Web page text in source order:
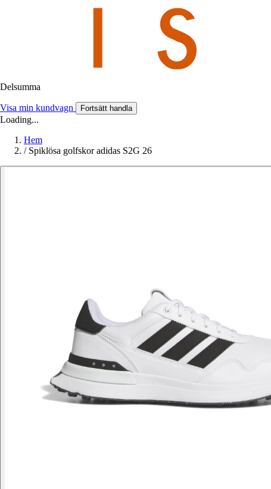
Delsumma
Visa min kundvagn Fortsätt handla
Loading...
Hem
/ Spiklösa golfskor adidas S2G 26